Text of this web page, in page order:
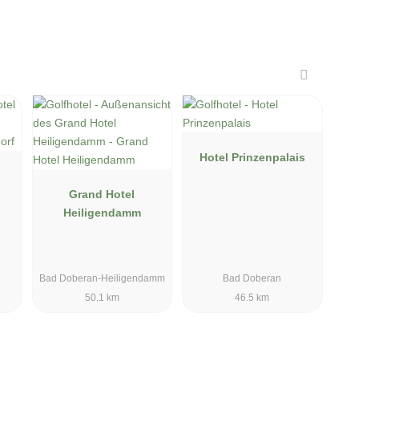
Grand Hotel
Heiligendamm
Bad Doberan-Heiligendamm
50.1 km
Hotel Prinzenpalais
Bad Doberan
46.5 km